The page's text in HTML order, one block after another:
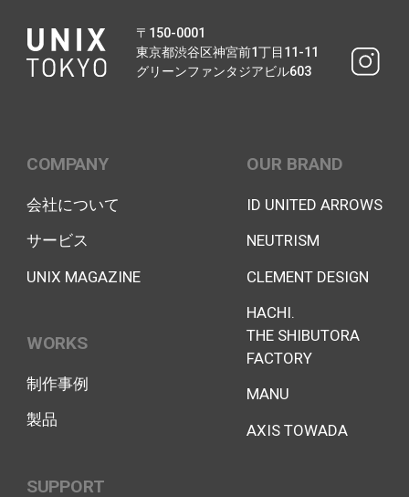
〒150-0001
東京都渋谷区神宮前1丁目11-11
グリーンファンタジアビル603
COMPANY
会社について
サービス
UNIX MAGAZINE
WORKS
制作事例
製品
OUR BRAND
ID UNITED ARROWS
NEUTRISM
CLEMENT DESIGN
HACHI.
THE SHIBUTORA
FACTORY
MANU
AXIS TOWADA
SUPPORT